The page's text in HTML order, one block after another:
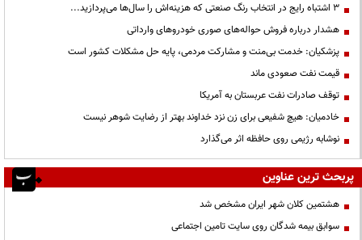
3 اشتباه رایج در انتخاب رنگ صنعتی که هزینه‌اش را سال‌ها می‌پردازید...
هشدار درباره فروش حواله‌های صوری خودروهای وارداتی
پزشکیان: خدمت بی‌منت و مشارکت مردمی، پایه حل مشکلات کشور است
قیمت نفت صعودی ماند
توقف صادرات نفت عربستان به آمریکا
خادمیان: هیچ شفیعی برای زن نزد خداوند بهتر از رضایت شوهر نیست
نوشابه رژیمی روی حافظه اثر می‌گذارد
پربحث ترین عناوین
هشتمین کلان شهر ایران مشخص شد
سوابق بیمه شدگان روی سایت تامین اجتماعی